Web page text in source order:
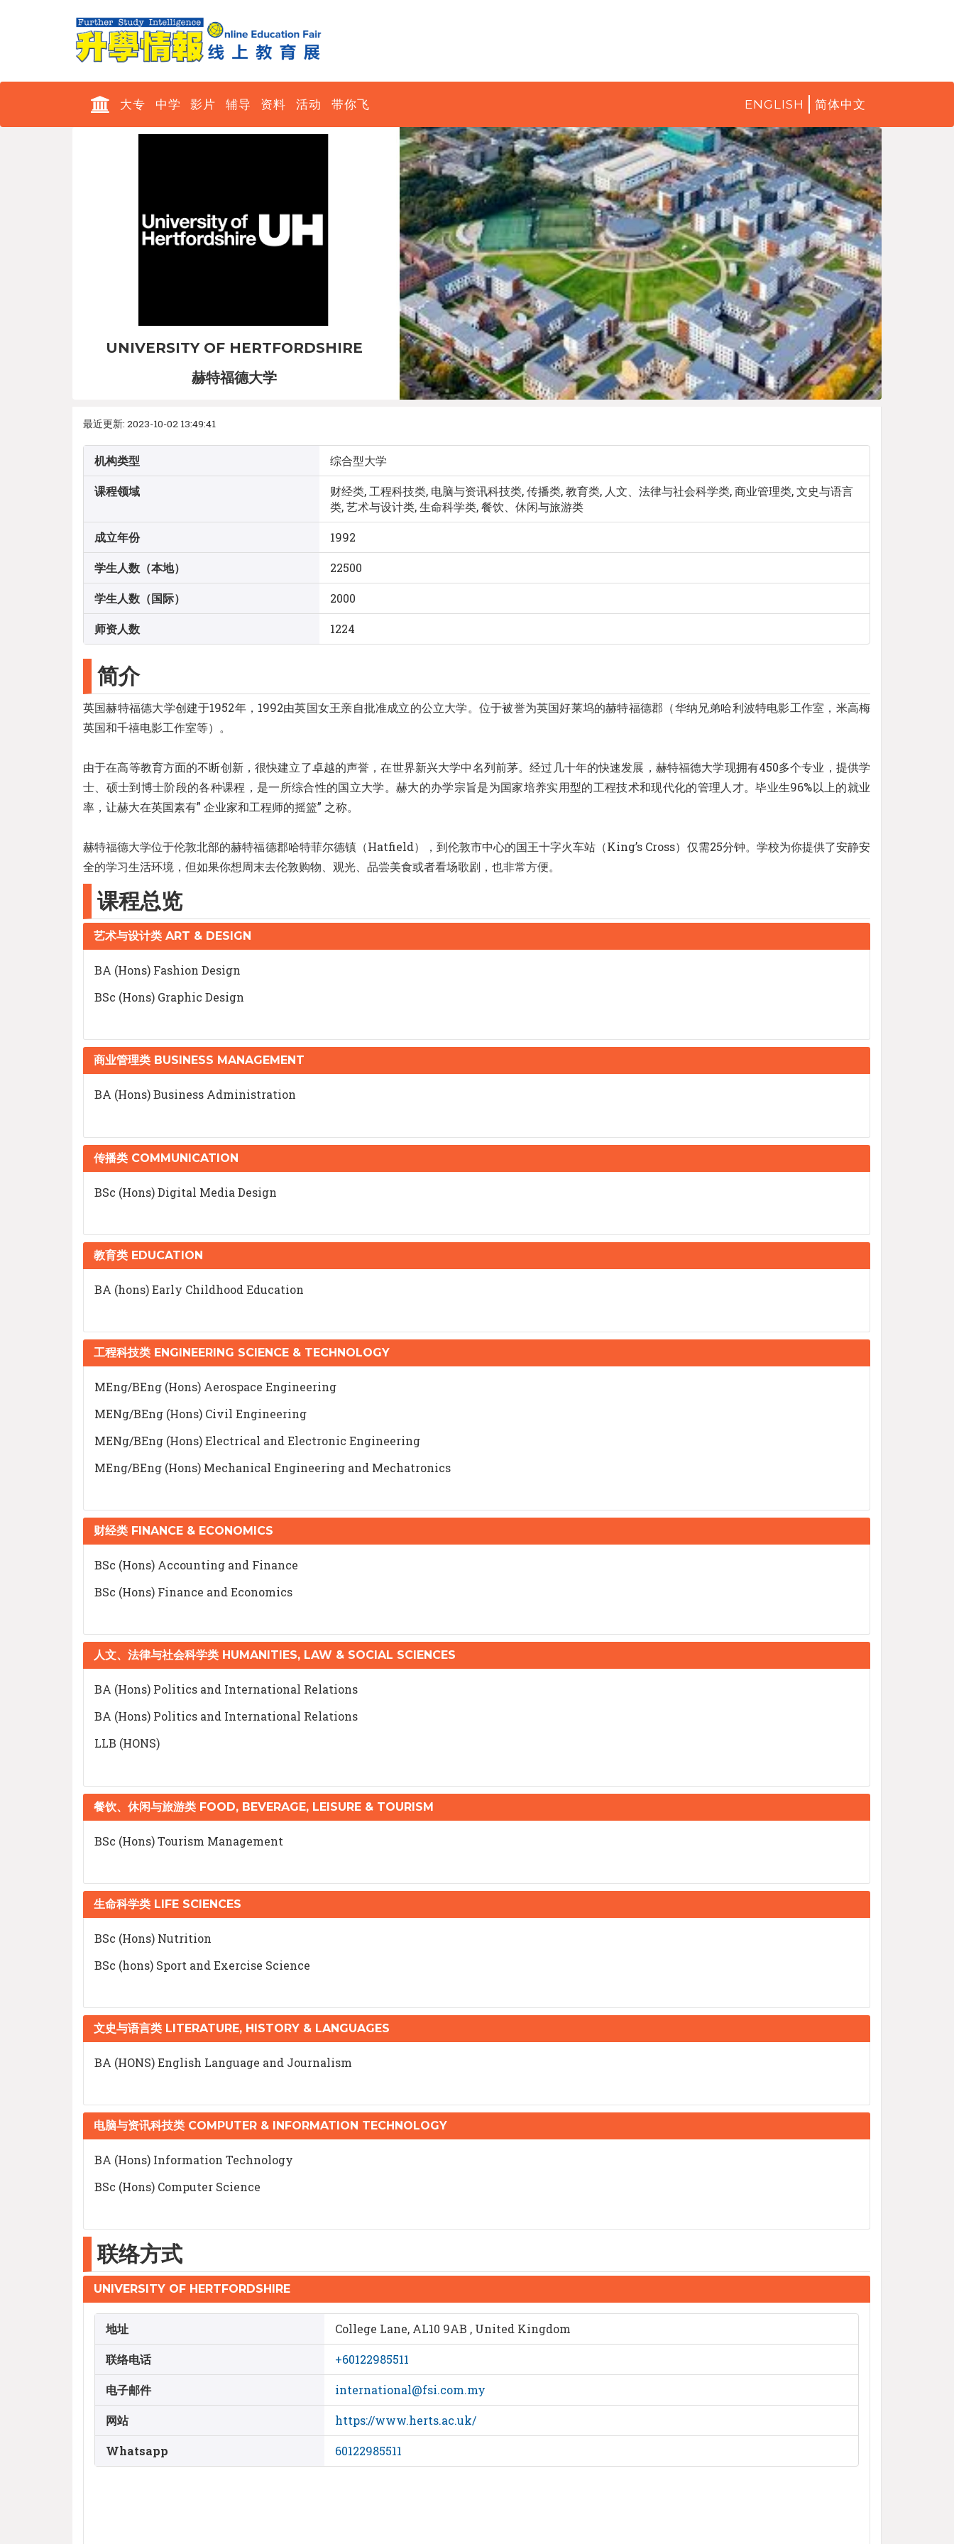
大专 中学 影片 辅导 资料 活动 带你飞 ENGLISH 简体中文
UNIVERSITY OF HERTFORDSHIRE
赫特福德大学
最近更新: 2023-10-02 13:49:41
机构类型 综合型大学
课程领域
财经类, 工程科技类, 电脑与资讯科技类, 传播类, 教育类, 人文、法律与社会科学类, 商业管理类, 文史与语言
类, 艺术与设计类, 生命科学类, 餐饮、休闲与旅游类
成立年份 1992
学生人数（本地） 22500
学生人数（国际） 2000
师资人数 1224
简介
英国赫特福德大学创建于1952年，1992由英国女王亲自批准成立的公立大学。位于被誉为英国好莱坞的赫特福德郡（华纳兄弟哈利波特电影工作室，米高梅
英国和千禧电影工作室等）。
由于在高等教育方面的不断创新，很快建立了卓越的声誉，在世界新兴大学中名列前茅。经过几十年的快速发展，赫特福德大学现拥有450多个专业，提供学
士、硕士到博士阶段的各种课程，是一所综合性的国立大学。赫大的办学宗旨是为国家培养实用型的工程技术和现代化的管理人才。毕业生96%以上的就业
率，让赫大在英国素有” 企业家和工程师的摇篮” 之称。
赫特福德大学位于伦敦北部的赫特福德郡哈特菲尔德镇（Hatfield），到伦敦市中心的国王十字火车站（King’s Cross）仅需25分钟。学校为你提供了安静安
全的学习生活环境，但如果你想周末去伦敦购物、观光、品尝美食或者看场歌剧，也非常方便。
课程总览
艺术与设计类 ART & DESIGN
BA (Hons) Fashion Design
BSc (Hons) Graphic Design
商业管理类 BUSINESS MANAGEMENT
BA (Hons) Business Administration
传播类 COMMUNICATION
BSc (Hons) Digital Media Design
教育类 EDUCATION
BA (hons) Early Childhood Education
工程科技类 ENGINEERING SCIENCE & TECHNOLOGY
MEng/BEng (Hons) Aerospace Engineering
MENg/BEng (Hons) Civil Engineering
MENg/BEng (Hons) Electrical and Electronic Engineering
MEng/BEng (Hons) Mechanical Engineering and Mechatronics
财经类 FINANCE & ECONOMICS
BSc (Hons) Accounting and Finance
BSc (Hons) Finance and Economics
人文、法律与社会科学类 HUMANITIES, LAW & SOCIAL SCIENCES
BA (Hons) Politics and International Relations
BA (Hons) Politics and International Relations
LLB (HONS)
餐饮、休闲与旅游类 FOOD, BEVERAGE, LEISURE & TOURISM
BSc (Hons) Tourism Management
生命科学类 LIFE SCIENCES
BSc (Hons) Nutrition
BSc (hons) Sport and Exercise Science
文史与语言类 LITERATURE, HISTORY & LANGUAGES
BA (HONS) English Language and Journalism
电脑与资讯科技类 COMPUTER & INFORMATION TECHNOLOGY
BA (Hons) Information Technology
BSc (Hons) Computer Science
联络方式
UNIVERSITY OF HERTFORDSHIRE
地址 College Lane, AL10 9AB , United Kingdom
联络电话 +60122985511
电子邮件 international@fsi.com.my
网站 https://www.herts.ac.uk/
Whatsapp 60122985511